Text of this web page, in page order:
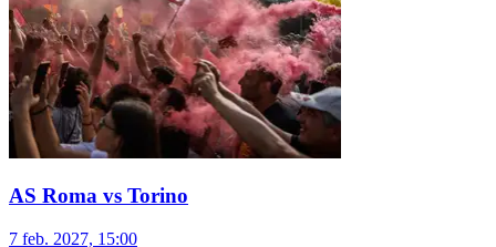
AS Roma vs Torino
7 feb. 2027, 15:00